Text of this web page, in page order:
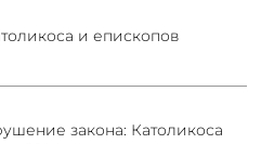
и епископов
закона: Католикоса